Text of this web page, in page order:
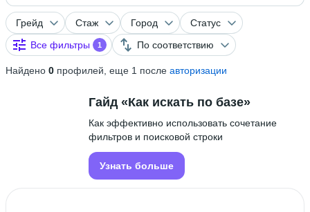
Грейд Стаж Город
Статус
Все фильтры
1 По соответствию
Найдено 0 профилей, еще 1 после авторизации
Гайд «Как искать по базе»
Как эффективно использовать сочетание
фильтров и поисковой строки
Узнать больше